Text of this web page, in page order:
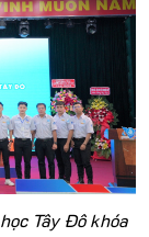
Tây Đô khóa